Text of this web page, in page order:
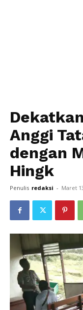
Anggi
dengan
Hingk
Penulis redaksi - Maret